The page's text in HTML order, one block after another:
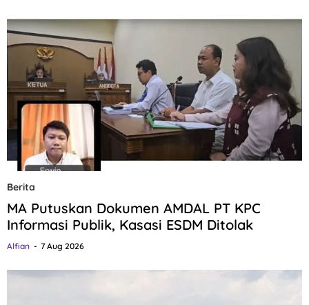
Berita
MA Putuskan Dokumen AMDAL PT KPC
Informasi Publik, Kasasi ESDM Ditolak
Alfian 7 Aug 2026